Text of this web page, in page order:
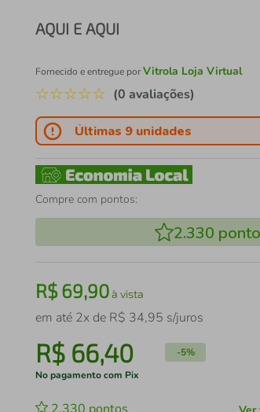
AQUI E AQUI
Fornecido e entregue porVitrola Loja Virtual
☆☆☆☆☆ (0 avaliações)
Últimas 9 unidades
Compre com pontos:
2.330
R$69,90à vista
em até 2x de R$ 34,95 s/juros
R$ 66,40 -5%
No pagamento com Pix